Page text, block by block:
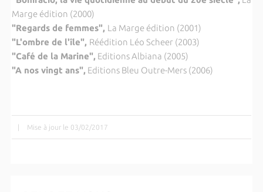
Marge édition (2000)
"Regards de femmes", La Marge édition (2001)
"L'ombre de l'île", Réédition Léo Scheer (2003)
"Café de la Marine", Editions Albiana (2005)
"A nos vingt ans", Editions Bleu Outre-Mers (2006)
Mise à jour le 03/02/2017